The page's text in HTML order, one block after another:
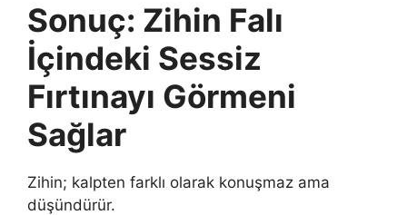
Sonuç: Zihin Falı
İçindeki Sessiz
Fırtınayı Görmeni
Sağlar
Zihin; kalpten farklı olarak konuşmaz ama
düşündürür.